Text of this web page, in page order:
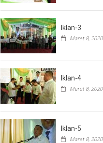
Iklan-3
Maret 8, 2020
Iklan-4
Maret 8, 2020
Iklan-5
Maret 8, 2020